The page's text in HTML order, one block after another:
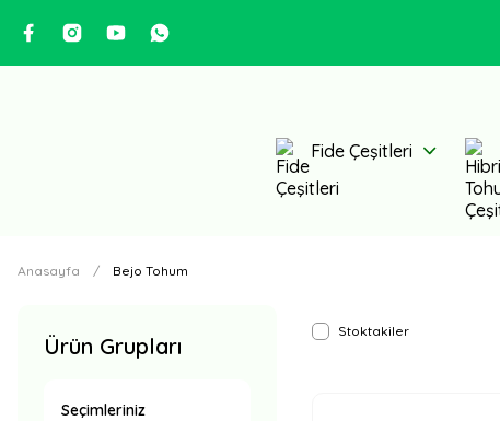
Fide Çeşitleri
Anasayfa Bejo Tohum
Ürün Grupları
Seçimleriniz
Stoktakiler